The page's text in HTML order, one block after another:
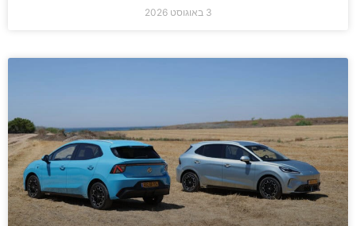
3 באוגוסט 2026